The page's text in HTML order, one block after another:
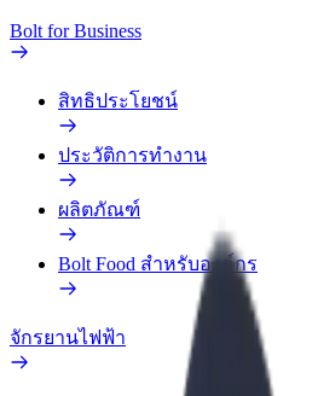
Bolt for Business
สิทธิประโยชน์
ประวัติการทำงาน
ผลิตภัณฑ์
Bolt Food สำหรับองค์กร
จักรยานไฟฟ้า